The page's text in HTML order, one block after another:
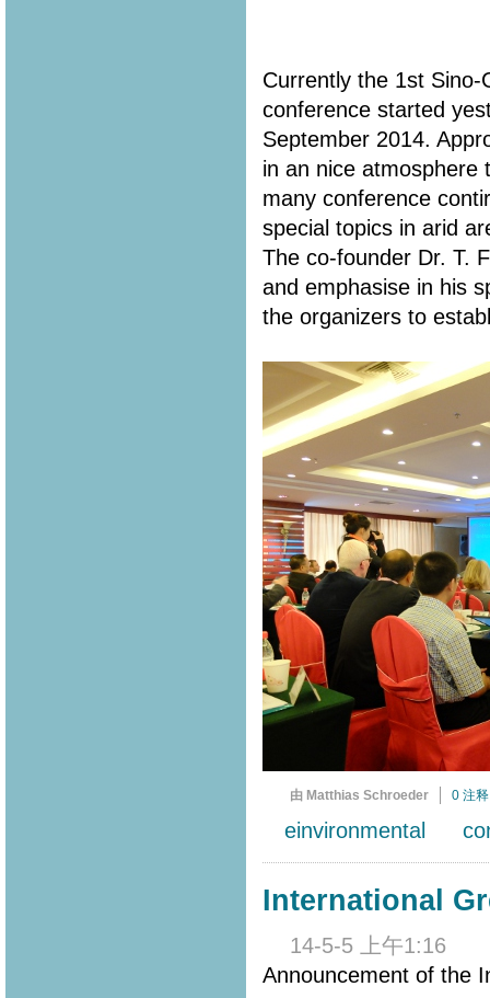
Currently the 1st
conference started
September 2014.
in an nice atmosphere
many conference
special topics in arid
The co-founder Dr. T.
and emphasise in his
the organizers to
由 Matthias Schroeder 0 注释
einvironmental
International
14-5-5 上午1:16
Announcement of the